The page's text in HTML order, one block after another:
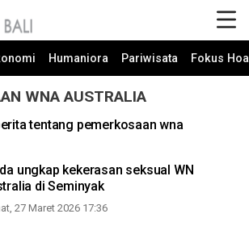
Humaniora Pariwisata Fokus
WNA AUSTRALIA
tentang pemerkosaan wna
ungkap kekerasan seksual WN
di Seminyak
27 Maret 2026 17:36